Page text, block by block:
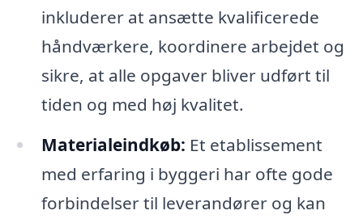
inkluderer at ansætte kvalificerede
håndværkere, koordinere arbejdet og
sikre, at alle opgaver bliver udført til
tiden og med høj kvalitet.
Materialeindkøb: Et etablissement
med erfaring i byggeri har ofte gode
forbindelser til leverandører og kan